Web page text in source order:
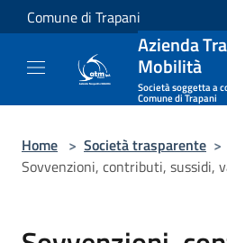
Salta al contenuto principale
Comune di Trapani
Azienda
Mobilità
Società soggetta a
Comune di Trapani
Home > Società trasparente >
Sovvenzioni, contributi, sussidi,